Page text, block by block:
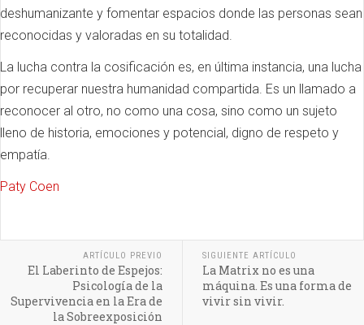
deshumanizante y fomentar espacios donde las personas sean
reconocidas y valoradas en su totalidad.
La lucha contra la cosificación es, en última instancia, una lucha
por recuperar nuestra humanidad compartida. Es un llamado a
reconocer al otro, no como una cosa, sino como un sujeto
lleno de historia, emociones y potencial, digno de respeto y
empatía.
Paty Coen
ARTÍCULO PREVIO
El Laberinto de Espejos:
Psicología de la
Supervivencia en la Era de
la Sobreexposición
SIGUIENTE ARTÍCULO
La Matrix no es una
máquina. Es una forma de
vivir sin vivir.